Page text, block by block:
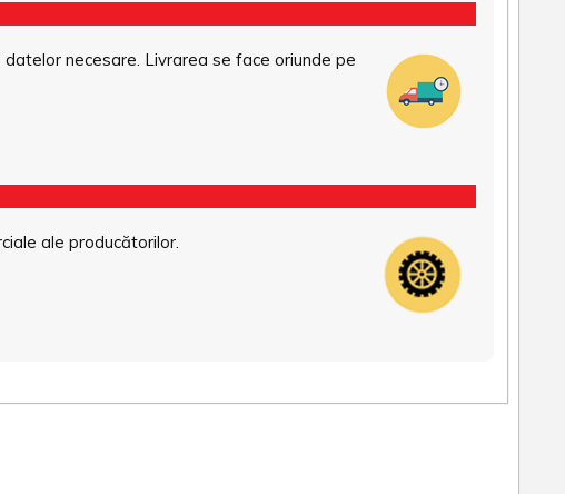
necesare. Livrarea se face oriunde pe
ale producătorilor.